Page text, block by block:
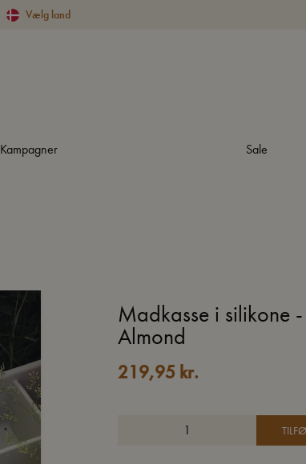
Vælg land
Kampagner Sale
Madkasse i silikone -
Almond
219,95 kr.